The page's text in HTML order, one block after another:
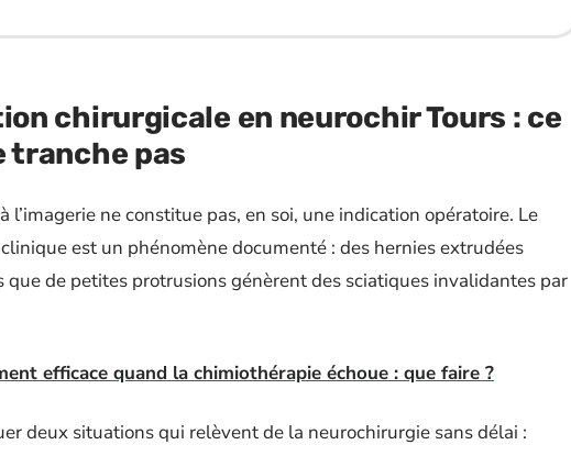
chirurgicale en neurochir Tours : ce
tranche pas
l’imagerie ne constitue pas, en soi, une indication opératoire. Le
est un phénomène documenté : des hernies extrudées
de petites protrusions génèrent des sciatiques invalidantes par
efficace quand la chimiothérapie échoue : que faire ?
deux situations qui relèvent de la neurochirurgie sans délai :